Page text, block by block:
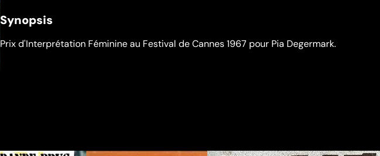
Synopsis
Prix d'Interprétation Féminine au Festival de Cannes 1967 pour Pia Degermark.